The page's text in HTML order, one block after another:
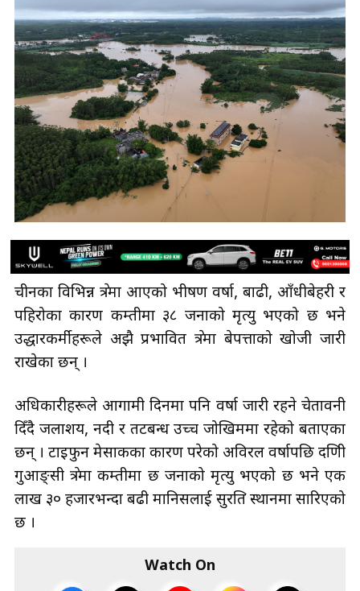
चीनका विभिन्न क्षेत्रमा आएको भीषण वर्षा, बाढी, आँधीबेहरी र
पहिरोका कारण कम्तीमा ३८ जनाको मृत्यु भएको छ भने
उद्धारकर्मीहरूले अझै प्रभावित क्षेत्रमा बेपत्ताको खोजी जारी
राखेका छन् ।
अधिकारीहरूले आगामी दिनमा पनि वर्षा जारी रहने चेतावनी
दिँदै जलाशय, नदी र तटबन्ध उच्च जोखिममा रहेको बताएका
छन् । टाइफुन मेसाकका कारण परेको अविरल वर्षापछि दक्षिणी
गुआङ्सी क्षेत्रमा कम्तीमा छ जनाको मृत्यु भएको छ भने एक
लाख ३० हजारभन्दा बढी मानिसलाई सुरक्षित स्थानमा सारिएको
छ ।
Watch On